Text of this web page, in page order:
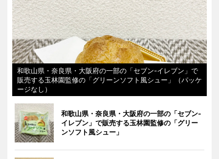
和歌山県・奈良県・大阪府の一部の「セブン-イレブン」で
販売する玉林園監修の「グリーンソフト風シュー」（パッケ
ージなし）
和歌山県・奈良県・大阪府の一部の「セブン-
イレブン」で販売する玉林園監修の「グリー
ンソフト風シュー」